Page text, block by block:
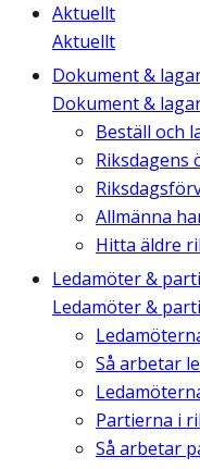
Aktuellt
Aktuellt
Dokument &
Dokument &
Beställ och
Riksdagens
Allmänna
Hitta äldre
Ledamöter &
Ledamöter &
Så arbetar
Partierna i
Så arbetar